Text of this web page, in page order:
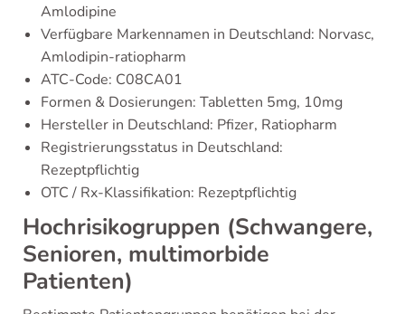
Amlodipine
Verfügbare Markennamen in Deutschland: Norvasc,
Amlodipin-ratiopharm
ATC-Code: C08CA01
Formen & Dosierungen: Tabletten 5mg, 10mg
Hersteller in Deutschland: Pfizer, Ratiopharm
Registrierungsstatus in Deutschland:
Rezeptpflichtig
OTC / Rx-Klassifikation: Rezeptpflichtig
Hochrisikogruppen (Schwangere,
Senioren, multimorbide
Patienten)